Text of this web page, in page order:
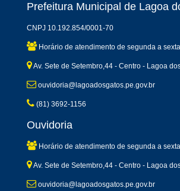
Prefeitura Municipal de Lagoa
CNPJ 10.192.854/0001-70
Horário de atendimento de segunda a sexta
Av. Sete de Setembro,44 - Centro - Lagoa
ouvidoria@lagoadosgatos.pe.gov.br
(81) 3692-1156
Ouvidoria
Horário de atendimento de segunda a
Av. Sete de Setembro,44 - Centro - Lagoa
ouvidoria@lagoadosgatos.pe.gov.br